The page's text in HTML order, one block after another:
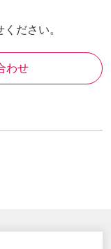
ださい。
わせ